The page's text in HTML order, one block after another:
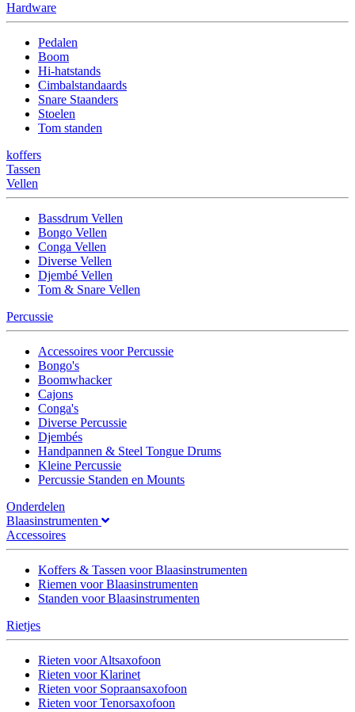
Hardware
Pedalen
Boom
Hi-hatstands
Cimbalstandaards
Snare Staanders
Stoelen
Tom standen
koffers
Tassen
Vellen
Bassdrum Vellen
Bongo Vellen
Conga Vellen
Diverse Vellen
Djembé Vellen
Tom & Snare Vellen
Percussie
Accessoires voor Percussie
Bongo's
Boomwhacker
Cajons
Conga's
Diverse Percussie
Djembés
Handpannen & Steel Tongue Drums
Kleine Percussie
Percussie Standen en Mounts
Onderdelen
Blaasinstrumenten
Accessoires
Koffers & Tassen voor Blaasinstrumenten
Riemen voor Blaasinstrumenten
Standen voor Blaasinstrumenten
Rietjes
Rieten voor Altsaxofoon
Rieten voor Klarinet
Rieten voor Sopraansaxofoon
Rieten voor Tenorsaxofoon